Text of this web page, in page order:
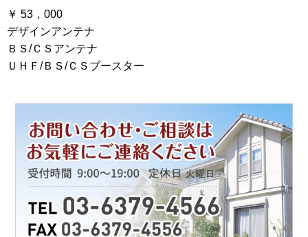
￥ 53，000
デザインアンテナ
ＢＳ/ＣＳアンテナ
ＵＨＦ/ＢＳ/ＣＳブースター